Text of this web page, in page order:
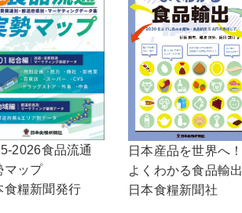
2026食品流通
マップ
食糧新聞発行
日本産品を世界へ！
よくわかる食品輸出
日本食糧新聞社